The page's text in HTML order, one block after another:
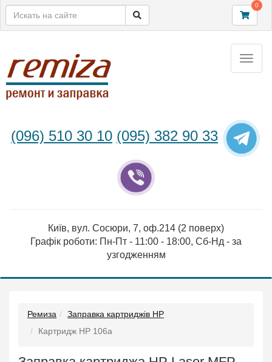
0
Toggle
(096) 510 30 10 (095) 382 90 33
Київ, вул. Сосюри, 7, оф.214 (2 поверх)
Графік роботи: Пн-Пт - 11:00 - 18:00, Сб-Нд - за
узгодженням
Ремиза
Заправка картриджів HP
Картридж HP 106a